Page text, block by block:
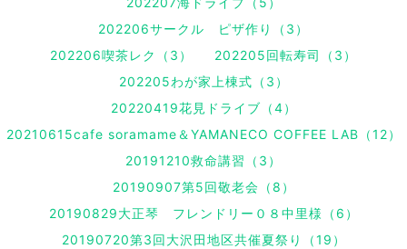
202206サークル ピザ作り（3）
202206喫茶レク（3）
202205回転寿司（3）
202205わが家上棟式（3）
20220419花見ドライブ（4）
20210615cafe soramame＆YAMANECO COFFEE LAB（12）
20191210救命講習（3）
20190907第5回敬老会（8）
20190829大正琴 フレンドリー０８中里様（6）
20190720第3回大沢田地区共催夏祭り（19）